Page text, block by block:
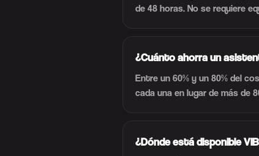
de 48 horas. No se requiere
¿Cuánto ahorra un
Entre un 60% y un 80% del
cada una en lugar de más de
¿Dónde está disponible